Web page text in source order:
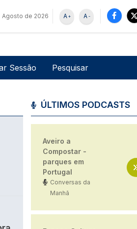
Agosto de 2026 -
A
+
A
de utilizador
Sessão
ÚLTIMOS PODCASTS
Aveiro a
Compostar -
parques em
Portugal
Conversas da
Manhã